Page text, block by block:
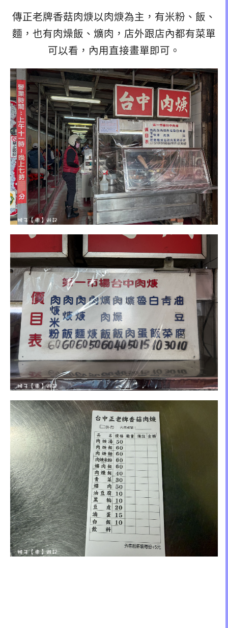
傳正老牌香菇肉焿以肉焿為主，有米粉、飯、
麵，也有肉燥飯、爌肉，店外跟店內都有菜單
可以看，內用直接畫單即可。